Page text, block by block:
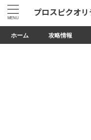
プロスピクオ
ホーム 攻略情報